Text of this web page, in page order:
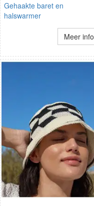
Gehaakte baret en
halswarmer
Meer info